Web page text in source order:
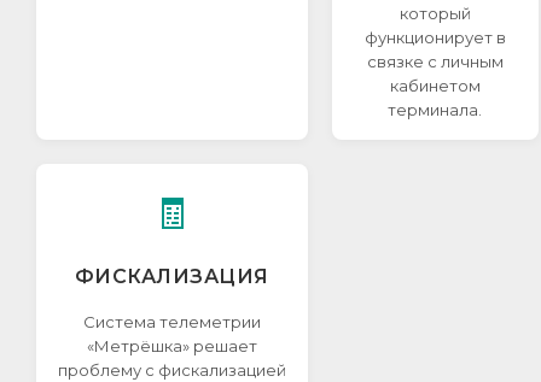
который
функционирует в
связке с личным
кабинетом
терминала.
🧾
ФИСКАЛИЗАЦИЯ
Система телеметрии
«Метрёшка» решает
проблему с фискализацией